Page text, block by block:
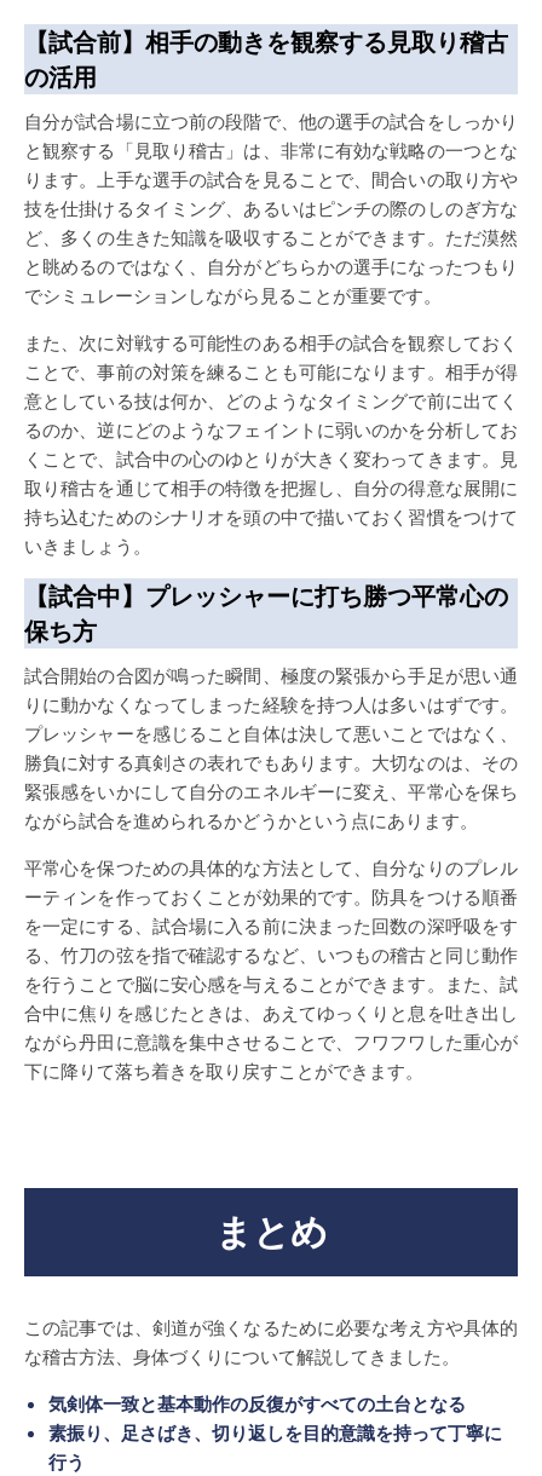
【試合前】相手の動きを観察する見取り稽古
の活用
自分が試合場に立つ前の段階で、他の選手の試合をしっかり
と観察する「見取り稽古」は、非常に有効な戦略の一つとな
ります。上手な選手の試合を見ることで、間合いの取り方や
技を仕掛けるタイミング、あるいはピンチの際のしのぎ方な
ど、多くの生きた知識を吸収することができます。ただ漠然
と眺めるのではなく、自分がどちらかの選手になったつもり
でシミュレーションしながら見ることが重要です。
また、次に対戦する可能性のある相手の試合を観察しておく
ことで、事前の対策を練ることも可能になります。相手が得
意としている技は何か、どのようなタイミングで前に出てく
るのか、逆にどのようなフェイントに弱いのかを分析してお
くことで、試合中の心のゆとりが大きく変わってきます。見
取り稽古を通じて相手の特徴を把握し、自分の得意な展開に
持ち込むためのシナリオを頭の中で描いておく習慣をつけて
いきましょう。
【試合中】プレッシャーに打ち勝つ平常心の
保ち方
試合開始の合図が鳴った瞬間、極度の緊張から手足が思い通
りに動かなくなってしまった経験を持つ人は多いはずです。
プレッシャーを感じること自体は決して悪いことではなく、
勝負に対する真剣さの表れでもあります。大切なのは、その
緊張感をいかにして自分のエネルギーに変え、平常心を保ち
ながら試合を進められるかどうかという点にあります。
平常心を保つための具体的な方法として、自分なりのプレル
ーティンを作っておくことが効果的です。防具をつける順番
を一定にする、試合場に入る前に決まった回数の深呼吸をす
る、竹刀の弦を指で確認するなど、いつもの稽古と同じ動作
を行うことで脳に安心感を与えることができます。また、試
合中に焦りを感じたときは、あえてゆっくりと息を吐き出し
ながら丹田に意識を集中させることで、フワフワした重心が
下に降りて落ち着きを取り戻すことができます。
まとめ
この記事では、剣道が強くなるために必要な考え方や具体的
な稽古方法、身体づくりについて解説してきました。
気剣体一致と基本動作の反復がすべての土台となる
素振り、足さばき、切り返しを目的意識を持って丁寧に
行う